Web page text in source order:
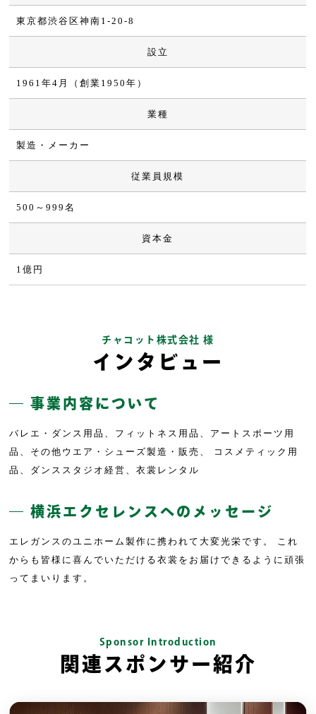
東京都渋谷区神南1-20-8
設立
1961年4月（創業1950年）
業種
製造・メーカー
従業員規模
500～999名
資本金
1億円
チャコット株式会社 様
インタビュー
― 事業内容について
バレエ・ダンス用品、フィットネス用品、アートスポーツ用
品、その他ウエア・シューズ製造・販売、 コスメティック用
品、ダンススタジオ経営、衣裳レンタル
― 横浜エクセレンスへのメッセージ
エレガンスのユニホーム製作に携われて大変光栄です。 これ
からも皆様に喜んでいただける衣裳をお届けできるように頑張
ってまいります。
Sponsor Introduction
関連スポンサー紹介